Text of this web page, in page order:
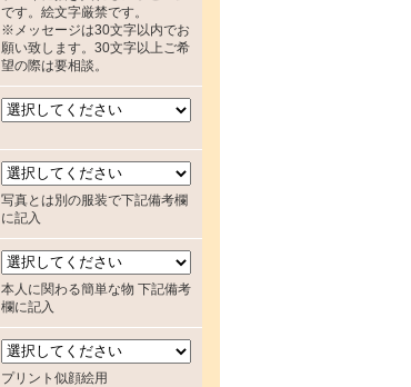
です。絵文字厳禁です。
※メッセージは30文字以内でお
願い致します。30文字以上ご希
望の際は要相談。
写真とは別の服装で下記備考欄
に記入
本人に関わる簡単な物 下記備考
欄に記入
プリント似顔絵用